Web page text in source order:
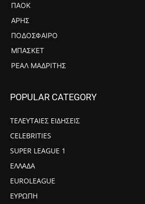
ΠΑΟΚ
ΆΡΗΣ
ΠΟΔΌΣΦΑΙΡΟ
ΜΠΆΣΚΕΤ
ΡΕΆΛ ΜΑΔΡΊΤΗΣ
POPULAR CATEGORY
ΤΕΛΕΥΤΑΙΕΣ ΕΙΔΗΣΕΙΣ
CELEBRITIES
SUPER LEAGUE 1
ΕΛΛΑΔΑ
EUROLEAGUE
ΕΥΡΩΠΗ